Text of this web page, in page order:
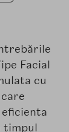
Facial
cu
timpul